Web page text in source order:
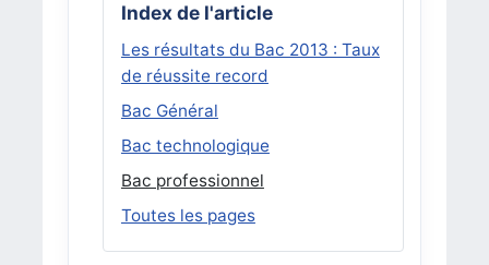
Index de l'article
Les résultats du Bac 2013 : Taux
de réussite record
Bac Général
Bac technologique
Bac professionnel
Toutes les pages